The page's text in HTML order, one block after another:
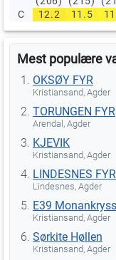
C
12.2 11.5
Mest populære
OKSØY FYR
Kristiansand, Agder
TORUNGEN FYR
Arendal, Agder
KJEVIK
Kristiansand, Agder
LINDESNES FYR
Lindesnes, Agder
E39
Kristiansand, Agder
Sørkite Høllen
Kristiansand, Agder